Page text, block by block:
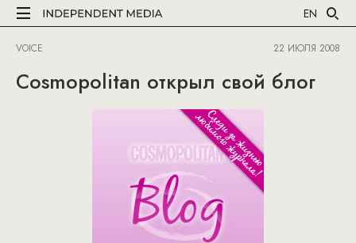
EN
VOICE 22 ИЮЛЯ 2008
Cosmopolitan открыл свой блог